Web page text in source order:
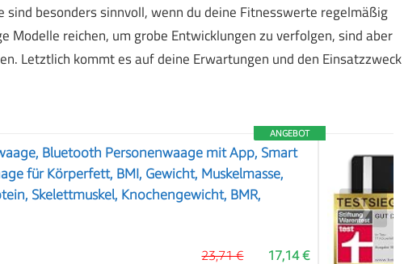
sind besonders sinnvoll, wenn du deine Fitnesswerte regelmäßig
Modelle reichen, um grobe Entwicklungen zu verfolgen, sind aber
Letztlich kommt es auf deine Erwartungen und den Einsatzzweck
ANGEBOT
Bluetooth Personenwaage mit App, Smart
für Körperfett, BMI, Gewicht, Muskelmasse,
Skelettmuskel, Knochengewicht, BMR,
17,14 €
23,71 €
❯